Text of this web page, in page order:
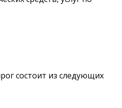
состоит из следующих